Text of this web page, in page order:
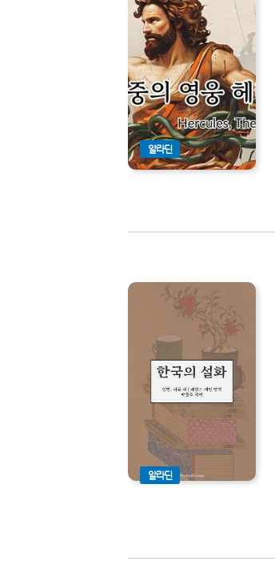
알라딘
알라딘